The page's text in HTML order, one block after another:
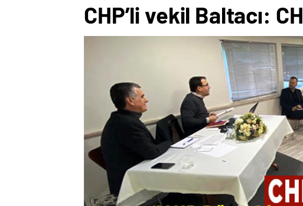
CHP’li vekil Baltacı: